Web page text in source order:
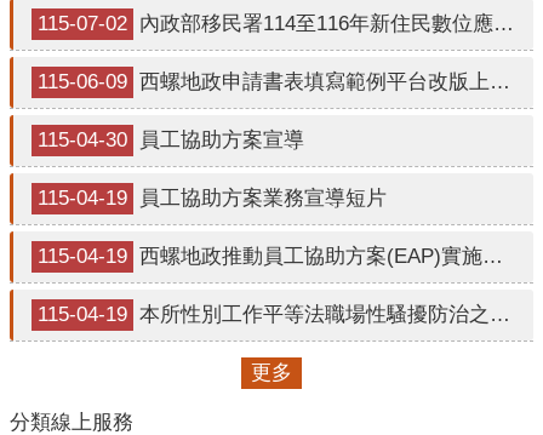
115-07-02 內政部移民署114至116年新住民數位應用培力計畫宣導影片
115-06-09 西螺地政申請書表填寫範例平台改版上線報乎你知!
115-04-30 員工協助方案宣導
115-04-19 員工協助方案業務宣導短片
115-04-19 西螺地政推動員工協助方案(EAP)實施計畫
115-04-19 本所性別工作平等法職場性騷擾防治之相關規定
更多
分類線上服務